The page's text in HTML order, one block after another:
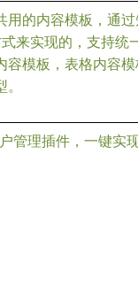
用的内容模板，通
来实现的，支持统
容模板，表格内容
管理插件，一键实